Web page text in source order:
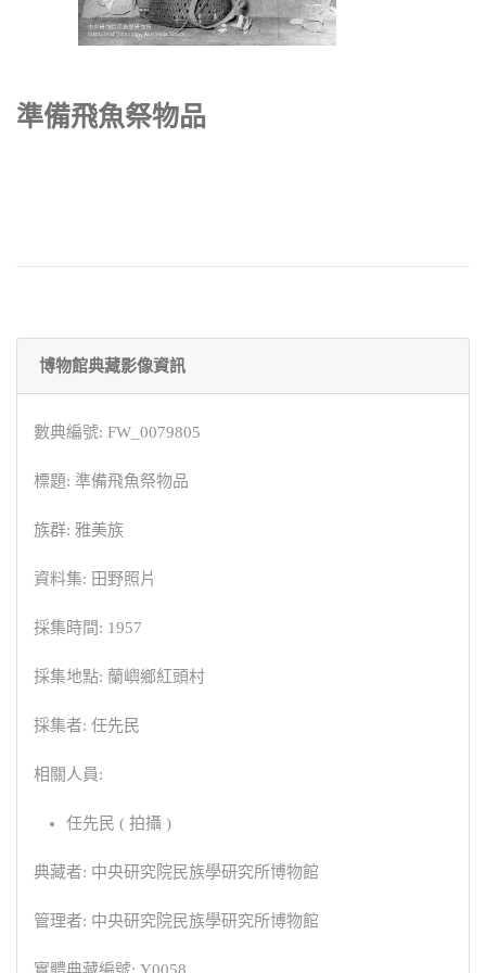
準備飛魚祭物品
博物館典藏影像資訊
數典編號: FW_0079805
標題: 準備飛魚祭物品
族群: 雅美族
資料集: 田野照片
採集時間: 1957
採集地點: 蘭嶼鄉紅頭村
採集者: 任先民
相關人員:
任先民 ( 拍攝 )
典藏者: 中央研究院民族學研究所博物館
管理者: 中央研究院民族學研究所博物館